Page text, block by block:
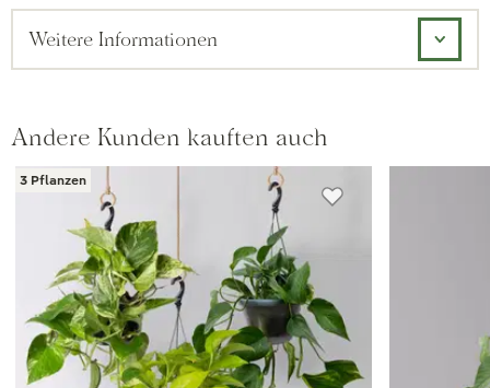
Weitere Informationen
Andere Kunden kauften auch
3 Pflanzen